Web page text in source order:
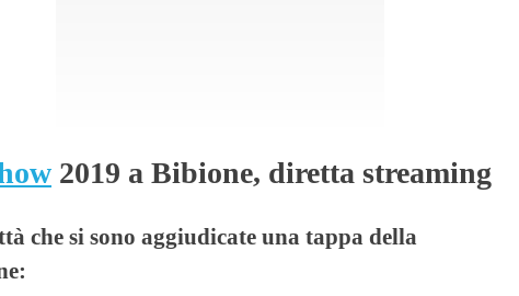
2019 a Bibione, diretta streaming
che si sono aggiudicate una tappa della